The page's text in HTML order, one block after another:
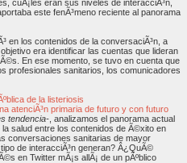
cuÃ¡les eran sus niveles de interacciÃ³n,
este fenÃ³meno reciente al panorama
en los contenidos de la conversaciÃ³n, a
era identificar las cuentas que lideran
En ese momento, se tuvo en cuenta que
profesionales sanitarios, los comunicadores
de la listeriosis
atenciÃ³n primaria de futuro y con futuro
tendencia- , analizamos el panorama actual
salud entre los contenidos de Ã©xito en
conversaciones sanitarias de mayor
de interacciÃ³n generan? Â¿QuÃ©
en Twitter mÃ¡s allÃ¡ de un pÃºblico